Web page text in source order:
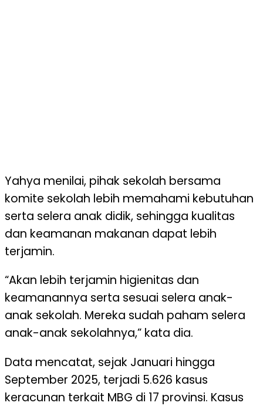
Yahya menilai, pihak sekolah bersama
komite sekolah lebih memahami kebutuhan
serta selera anak didik, sehingga kualitas
dan keamanan makanan dapat lebih
terjamin.
“Akan lebih terjamin higienitas dan
keamanannya serta sesuai selera anak-
anak sekolah. Mereka sudah paham selera
anak-anak sekolahnya,” kata dia.
Data mencatat, sejak Januari hingga
September 2025, terjadi 5.626 kasus
keracunan terkait MBG di 17 provinsi. Kasus